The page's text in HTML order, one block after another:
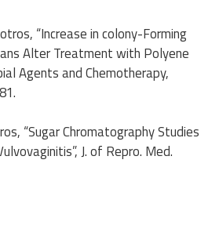
“Increase in colony-Forming
Alter Treatment with Polyene
Agents and Chemotherapy,
“Sugar Chromatography Studies
J. of Repro. Med.